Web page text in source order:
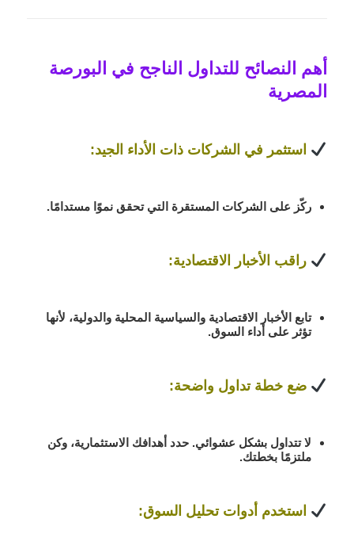
أهم النصائح للتداول الناجح في البورصة
المصرية
استثمر في الشركات ذات الأداء الجيد:
ركّز على الشركات المستقرة التي تحقق نموًا مستدامًا.
راقب الأخبار الاقتصادية:
تابع الأخبار الاقتصادية والسياسية المحلية والدولية، لأنها
تؤثر على أداء السوق.
ضع خطة تداول واضحة:
لا تتداول بشكل عشوائي.حدد أهدافك الاستثمارية، وكن
ملتزمًا بخطتك.
استخدم أدوات تحليل السوق: